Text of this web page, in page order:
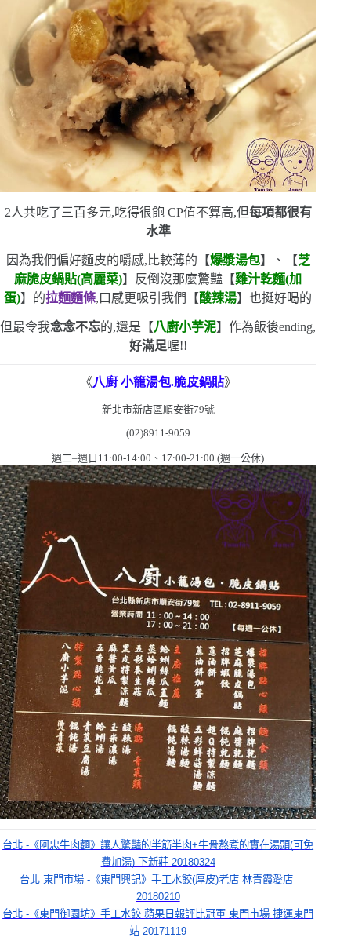
2人共吃了三百多元,吃得很飽CP值不算高,但每項都很有
水準
因為我們偏好麵皮的嚼感,比較薄的【爆漿湯包】、【芝
麻脆皮鍋貼(高麗菜)】反倒沒那麼驚豔 【雞汁乾麵(加
蛋)】的拉麵麵條,口感更吸引我們 【酸辣湯】也挺好喝的
但最令我念念不忘的,還是【八廚小芋泥】作為飯後ending,
好滿足喔!!
《八廚 小籠湯包.脆皮鍋貼》
新北市新店區順安街79號
(02)8911-9059
週二–週日 11:00-14:00 、 17:00-21:00 (週一公休)
台北 -《阿忠牛肉麵》讓人驚豔的半筋半肉+牛骨熬煮的實在湯頭(可免
費加湯) 下新莊 20180324
台北 東門市場 -《東門興記》手工水餃(厚皮)老店 林青霞愛店
20180210
台北 -《東門御園坊》手工水餃 蘋果日報評比冠軍 東門市場 捷運東門
站 20171119